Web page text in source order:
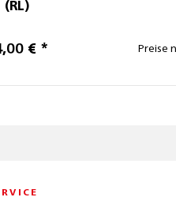
(RL)
€ * Preise